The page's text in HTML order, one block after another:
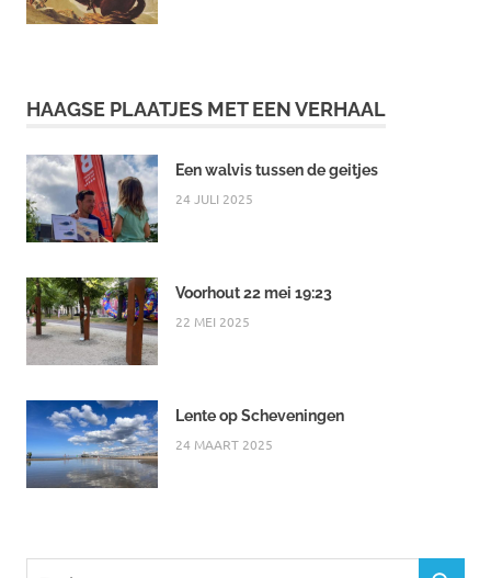
HAAGSE PLAATJES MET EEN VERHAAL
Een walvis tussen de geitjes
24 JULI 2025
Voorhout 22 mei 19:23
22 MEI 2025
Lente op Scheveningen
24 MAART 2025